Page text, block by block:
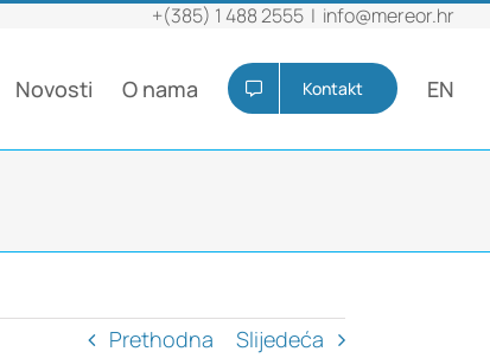
+(385) 1 488 2555 | info@mereor.hr
Novosti O nama Kontakt EN
Prethodna Slijedeća